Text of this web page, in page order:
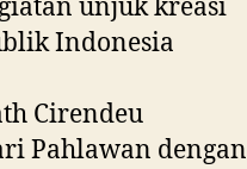
unjuk kreasi
Indonesia
Cirendeu
Pahlawan dengan